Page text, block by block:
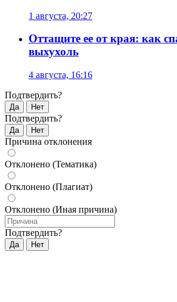
1 августа, 20:27
Оттащите ее от края: как
выхухоль
4 августа, 16:16
Подтвердить?
Да Нет
Подтвердить?
Да Нет
Причина отклонения
Отклонено (Тематика)
Отклонено (Плагиат)
Отклонено (Иная причина)
Подтвердить?
Да Нет